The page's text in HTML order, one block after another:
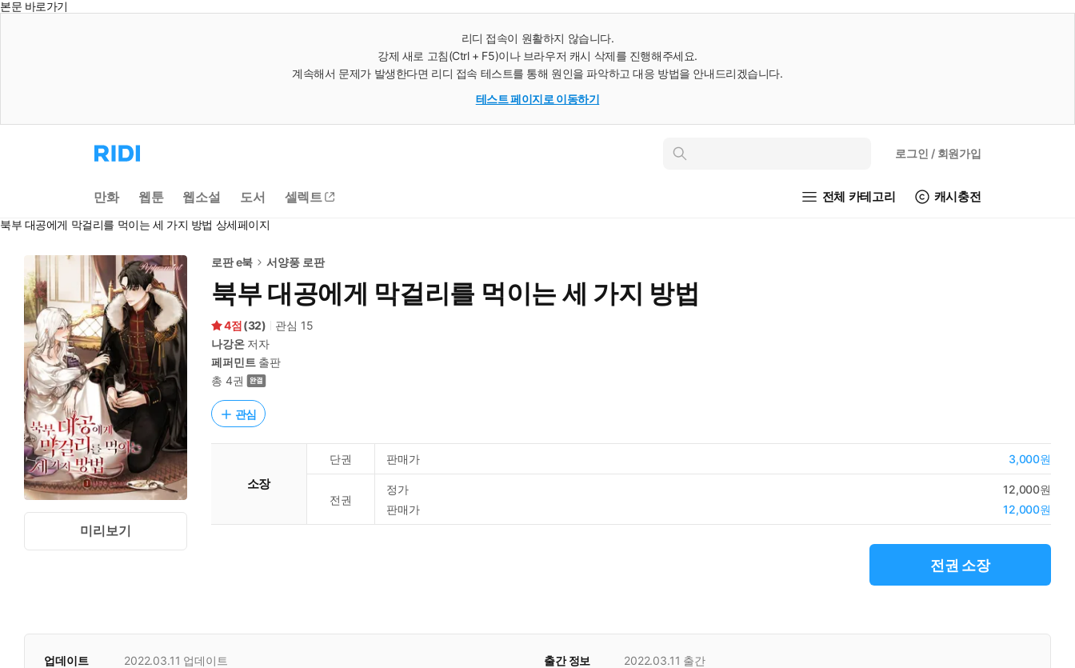
본문 바로가기
리디 접속이 원활하지 않습니다.
강제 새로 고침(Ctrl + F5)이나 브라우저 캐시 삭제를 진행해주세요.
계속해서 문제가 발생한다면 리디 접속 테스트를 통해 원인을 파악하고 대응 방법을 안내드리겠습니다.
테스트 페이지로 이동하기
리
디
으
로
동
인
로그인 / 회원가입
만화 웹툰 웹소설 도서 셀렉트 전체 카테고리 캐시충전
북부 대공에게 막걸리를 먹이는 세 가지 방법 상세페이지
미리보기
로판 e북 서양풍 로판
북부 대공에게 막걸리를 먹이는 세 가지 방법
4 (32) 관심 15
나강온저자
페퍼민트 출판
총 4권
관심
소장
단권 판매가 3,000원
전권
정가
12,000원
판매가
12,000원
전권 소장
업데이트 2022.03.11 업데이트 출간 정보 2022.03.11 출간